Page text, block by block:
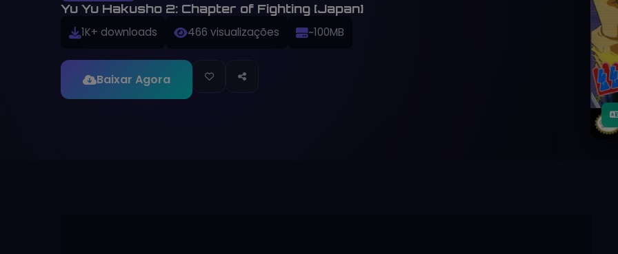
Yu Yu Hakusho 2: Chapter of Fighting [Japan]
1K+ downloads 466 visualizações ~100MB
Baixar Agora